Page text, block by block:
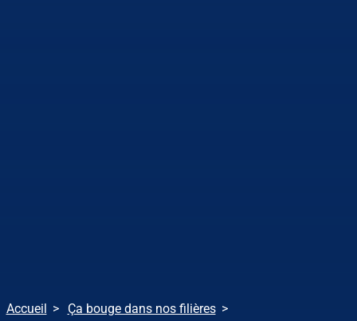
Accueil
Ça bouge dans nos filières